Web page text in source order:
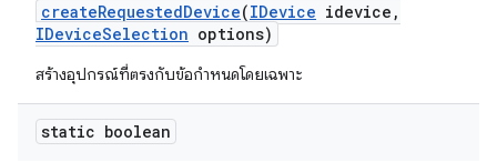
createRequestedDevice(IDevice idevice ,
IDeviceSelection options)
สร้างอุปกรณ์ที่ตรงกับข้อกำหนดโดยเฉพาะ
static boolean